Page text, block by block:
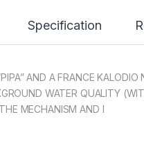
Specification
AND A FRANCE KALODIO
WATER QUALITY
MECHANISM AND I